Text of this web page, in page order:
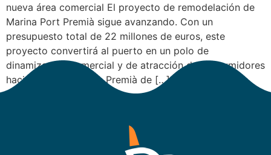
nueva área comercial El proyecto de remodelación de
Marina Port Premià sigue avanzando. Con un
presupuesto total de 22 millones de euros, este
proyecto convertirá al puerto en un polo de
dinamización comercial y de atracción de consumidores
hacia el municipio de Premià de […]